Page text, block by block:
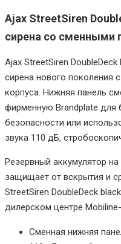
Ajax StreetSiren
сирена со сменными
Ajax StreetSiren
сирена нового поколения
корпуса. Нижняя панель
фирменную Brandplate для
безопасности или
звука 110 дБ,
Резервный аккумулятор
защищает от вскрытия и
StreetSiren DoubleDeck
дилерском центре Mobiline-
Сменная нижняя